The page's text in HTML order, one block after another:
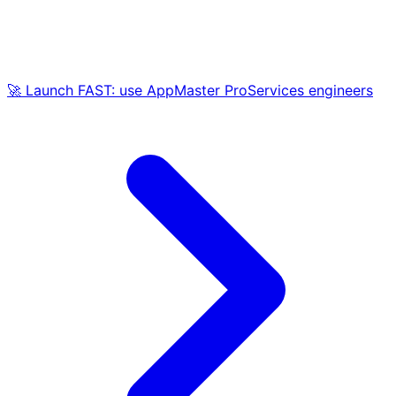
🚀 Launch FAST: use AppMaster ProServices engineers